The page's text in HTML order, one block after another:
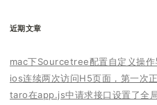
近期文章
mac下Sourcetree配置自定义操作
ios连续两次访问H5页面，第一次
taro在app.js中请求接口设置了全